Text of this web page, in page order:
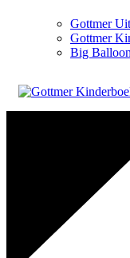
Gottmer
Gottmer
Big Balloon